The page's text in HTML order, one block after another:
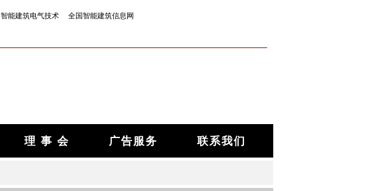
智能建筑电气技术
全国智能建筑信息网
理 事 会 广告服务 联系我们